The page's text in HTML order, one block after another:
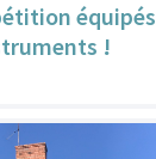
équipés
!